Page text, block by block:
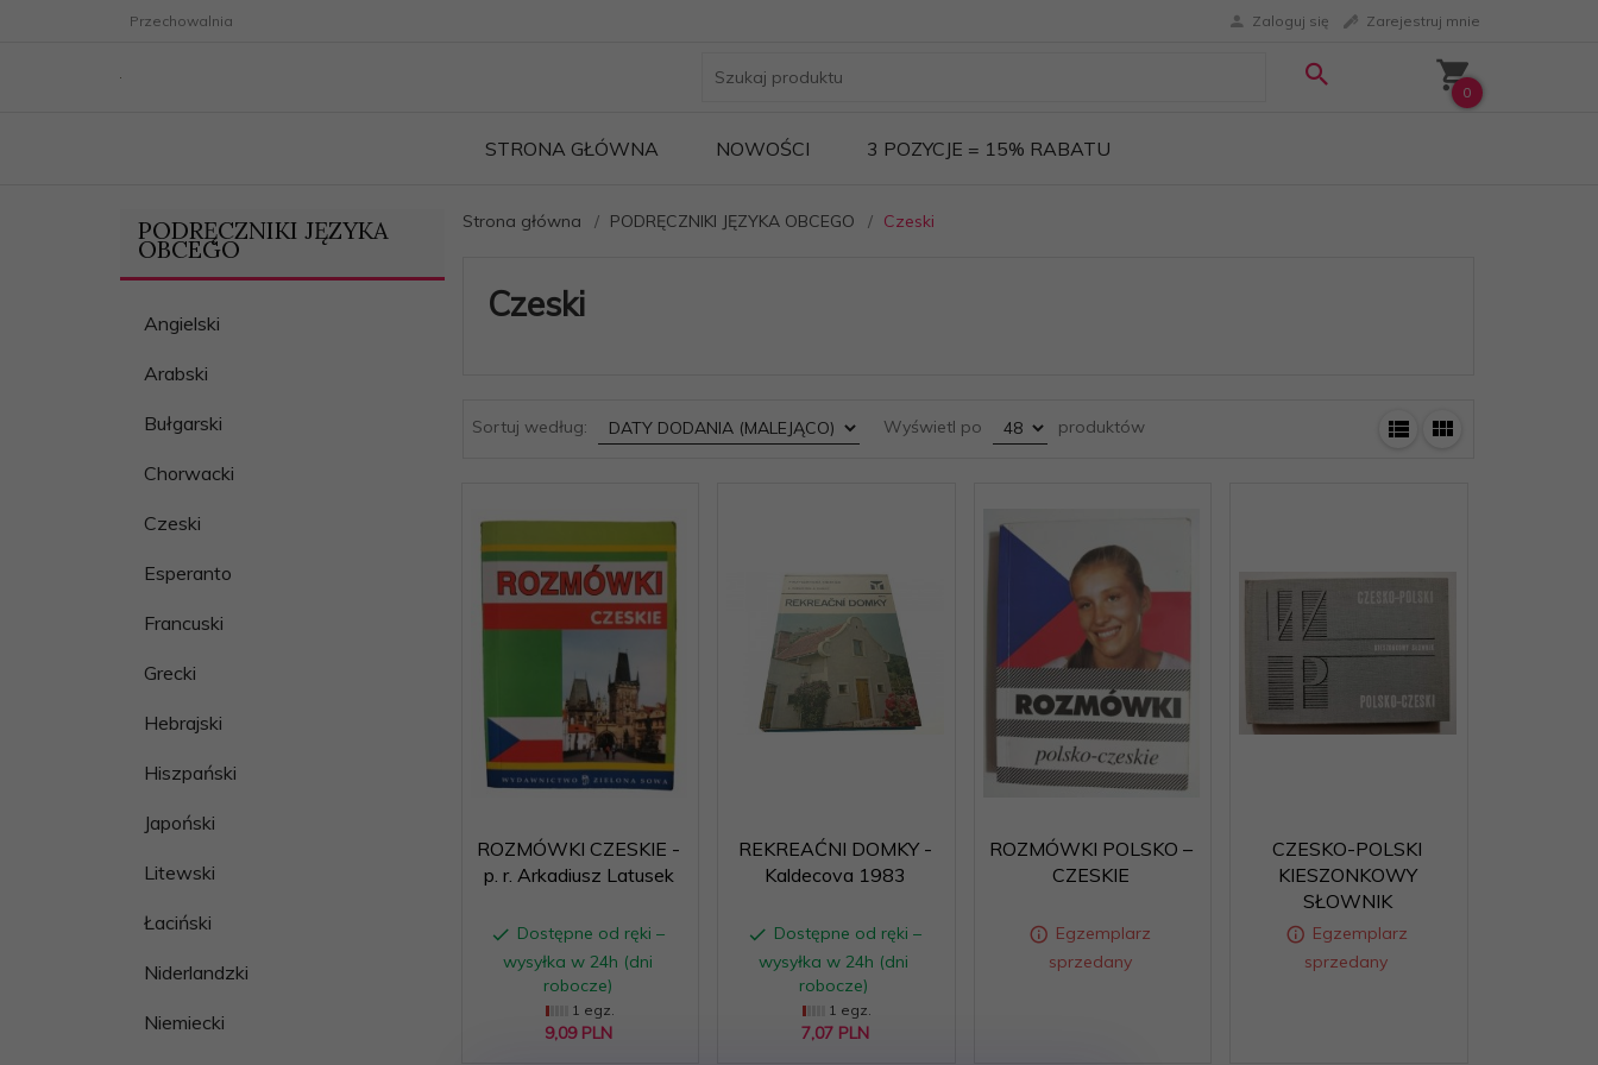
Przechowalnia Zaloguj się Zarejestruj mnie
0
STRONA GŁÓWNA NOWOŚCI 3 POZYCJE = 15% RABATU
PODRĘCZNIKI JĘZYKA
OBCEGO
Angielski
Arabski
Bułgarski
Chorwacki
Czeski
Esperanto
Francuski
Grecki
Hebrajski
Hiszpański
Japoński
Litewski
Łaciński
Niderlandzki
Niemiecki
Strona główna PODRĘCZNIKI JĘZYKA OBCEGO Czeski
Czeski
Sortuj według: sort Wyświetl po pop produktów
ROZMÓWKI CZESKIE -
p. r. Arkadiusz Latusek
Dostępne od ręki –
wysyłka w 24h (dni
robocze)
1 egz.
9,09 PLN
REKREAĆNI DOMKY -
Kaldecova 1983
Dostępne od ręki –
wysyłka w 24h (dni
robocze)
1 egz.
7,07 PLN
ROZMÓWKI POLSKO –
CZESKIE
Egzemplarz
sprzedany
Egzemplarz
CZESKO-POLSKI
KIESZONKOWY
SŁOWNIK
Egzemplarz
sprzedany
Egzemplarz